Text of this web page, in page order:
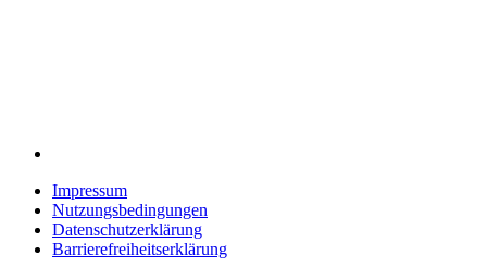
Impressum
Nutzungsbedingungen
Datenschutzerklärung
Barrierefreiheitserklärung